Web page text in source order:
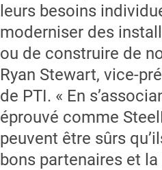
leurs besoins
moderniser des
ou de construire de
Ryan Stewart, vice-
de PTI. « En
éprouvé comme
peuvent être sûrs
bons partenaires et